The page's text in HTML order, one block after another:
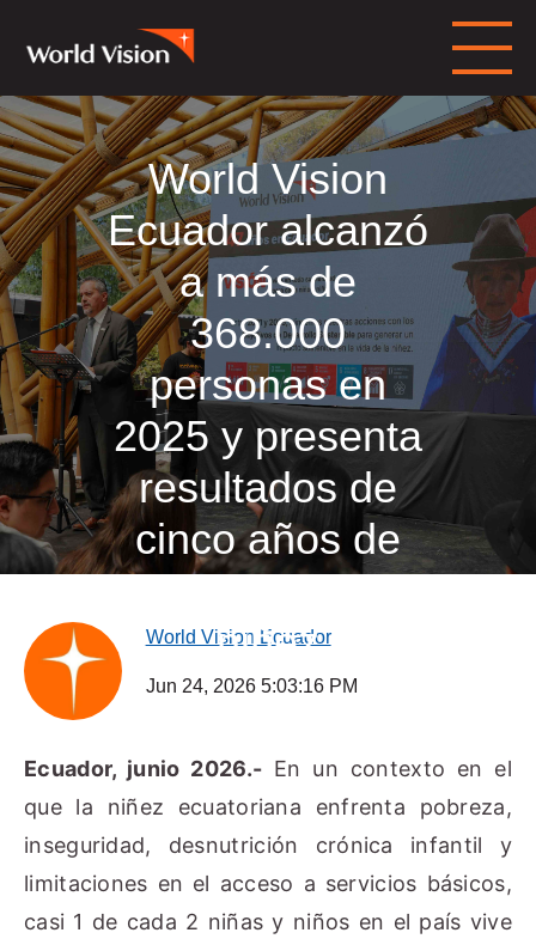
World Vision
Ecuador alcanzó
a más de
368.000
personas en
2025 y presenta
resultados de
cinco años de
trabajo por la
niñez
World Vision Ecuador
Jun 24, 2026 5:03:16 PM
Ecuador, junio 2026.- En un contexto en el
que la niñez ecuatoriana enfrenta pobreza,
inseguridad, desnutrición crónica infantil y
limitaciones en el acceso a servicios básicos,
casi 1 de cada 2 niñas y niños en el país vive